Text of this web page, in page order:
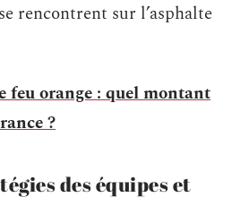
rencontrent sur l’asphalte
feu orange : quel montant
?
des équipes et